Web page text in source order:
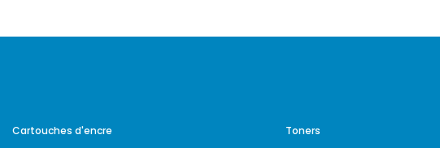
Cartouches d'encre
Toners